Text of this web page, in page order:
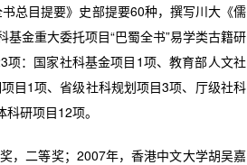
总目提要》史部提要60种，撰写川大《儒
金重大委托项目“巴蜀全书”易学类古籍研
：国家社科基金项目1项、教育部人文社
目1项、省级社科规划项目3项、厅级社科
研项目12项。
二等奖；2007年，香港中文大学胡吴嘉